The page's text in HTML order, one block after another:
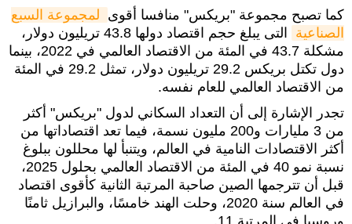
كما تصبح مجموعة "بريكس" منافسا أقوى
الصناعية
التى يبلغ حجم اقتصاد دولها 43.8 تريليون دولار،
مشكلة 43.7 في المئة من الاقتصاد العالمي في 2022، بينما
دول تكتل بريكس 29.2 تريليون دولار، تمثل 29.2 في المئة
من الاقتصاد العالمي للعام نفسه.
تجدر الإشارة إلى أن التعداد السكاني لدول "بريكس" أكثر
من 3 مليارات و200 مليون نسمة، فيما تعد اقتصاداتها من
أكثر الاقتصادات النامية في العالم، ويتنبأ لها محللون ببلوغ
نسبة نمو 40 في المئة من الاقتصاد العالمي بحلول 2025،
قبل أن تترجمها الصين صاحبة المرتبة الثانية كأقوى اقتصاد
في العالم سنة 2020، وحلت الهند خامسًا، والبرازيل ثامنًا
وروسيا في المرتبة 11.